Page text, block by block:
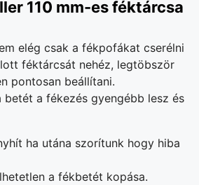
110 mm-es féktárcsa
elég csak a fékpofákat cserélni
féktárcsát nehéz, legtöbször
pontosan beállítani.
a fékezés gyengébb lesz és
ha utána szorítunk hogy hiba
a fékbetét kopása.